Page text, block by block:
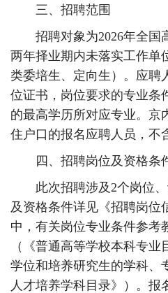
三、招聘范围
招聘对象为2026年全国
两年择业期内未落实工作单
类委培生、定向生）。应聘
位证书，岗位要求的专业条
的最高学历所对应专业。京
住户口的报名应聘人员，不
四、招聘岗位及资格条
此次招聘涉及2个岗位、
及资格条件详见《招聘岗位
中，有关岗位专业条件参考
（《普通高等学校本科专
学位和培养研究生的学科、
人才培养学科目录》）。报